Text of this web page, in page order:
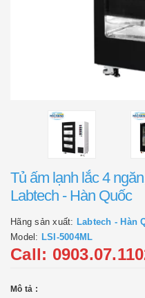
Tủ ấm lạnh lắc 4
Labtech - Hàn Quốc
Hãng sản xuất: Labtech - Hàn
Model: LSI-5004ML
Call:
Mô tả :